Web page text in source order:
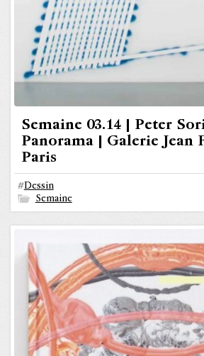
Semaine 03.14 | Peter
Panorama | Galerie Jean
Paris
#Dessin
Semaine